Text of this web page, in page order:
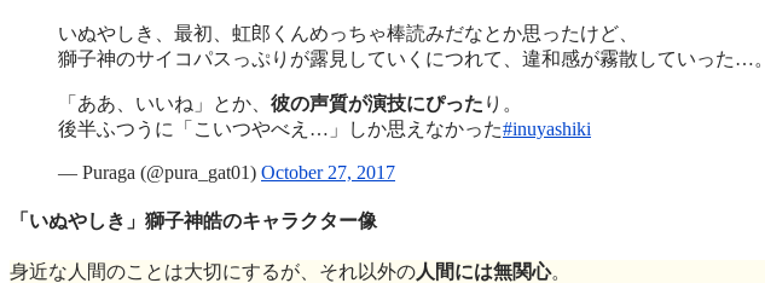
いぬやしき、最初、虹郎くんめっちゃ棒読みだなとか思ったけど、
獅子神のサイコパスっぷりが露見していくにつれて、違和感が霧散していった…。
「ああ、いいね」とか、 彼の声質が演技にぴった り。
後半ふつうに「こいつやべえ…」しか思えなかった#inuyashiki
— Puraga (@pura_gat01) October 27, 2017
「いぬやしき」獅子神皓のキャラクター像
身近な人間のことは大切にするが、それ以外の人間には無関心。